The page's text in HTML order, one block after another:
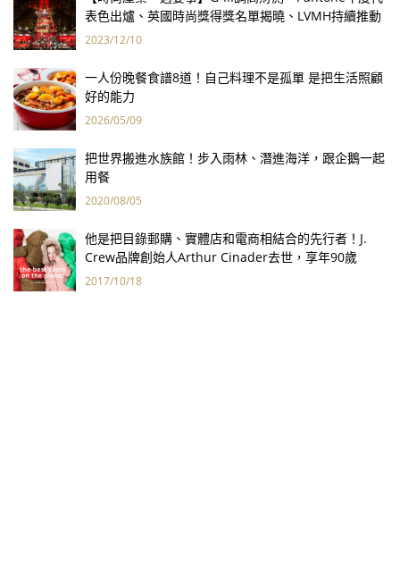
表色出爐、英國時尚獎得獎名單揭曉、LVMH持續推動
永續發展計畫
2023/12/10
一人份晚餐食譜8道！自己料理不是孤單 是把生活照顧
好的能力
2026/05/09
把世界搬進水族館！步入雨林、潛進海洋，跟企鵝一起
用餐
2020/08/05
他是把目錄郵購、實體店和電商相結合的先行者！J.
Crew品牌創始人Arthur Cinader去世，享年90歲
2017/10/18